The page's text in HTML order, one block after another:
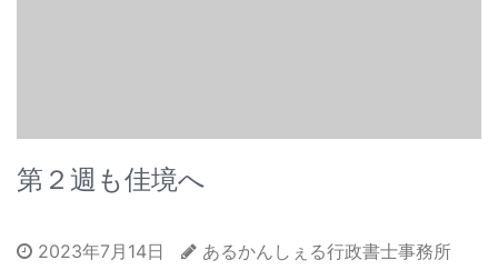
第２週も佳境へ
2023年7月14日
あるかんしぇる行政書士事務所